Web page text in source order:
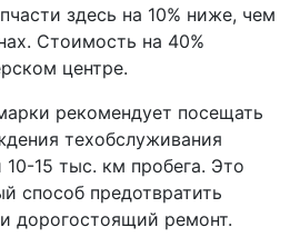
здесь на 10% ниже, чем
Стоимость на 40%
центре.
рекомендует посещать
техобслуживания
15 тыс. км пробега. Это
способ предотвратить
дорогостоящий ремонт.